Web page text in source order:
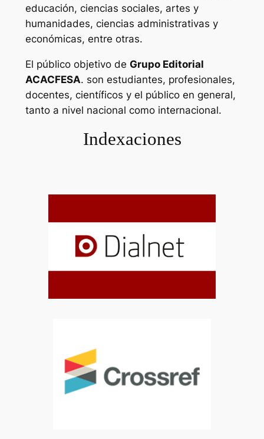
educación, ciencias sociales, artes y
humanidades, ciencias administrativas y
económicas, entre otras.
El público objetivo de Grupo Editorial
ACACFESA. son estudiantes, profesionales,
docentes, científicos y el público en general,
tanto a nivel nacional como internacional.
Indexaciones